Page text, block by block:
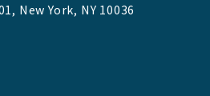
New York, NY 10036